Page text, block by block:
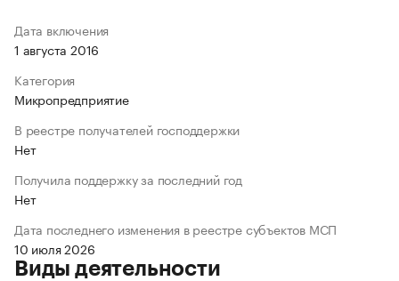
Дата включения
1 августа 2016
Категория
Микропредприятие
В реестре получателей господдержки
Нет
Получила поддержку за последний год
Нет
Дата последнего изменения в реестре субъектов МСП
10 июля 2026
Виды деятельности